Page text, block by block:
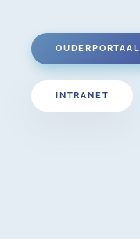
OUDERPORTAAL
INTRANET